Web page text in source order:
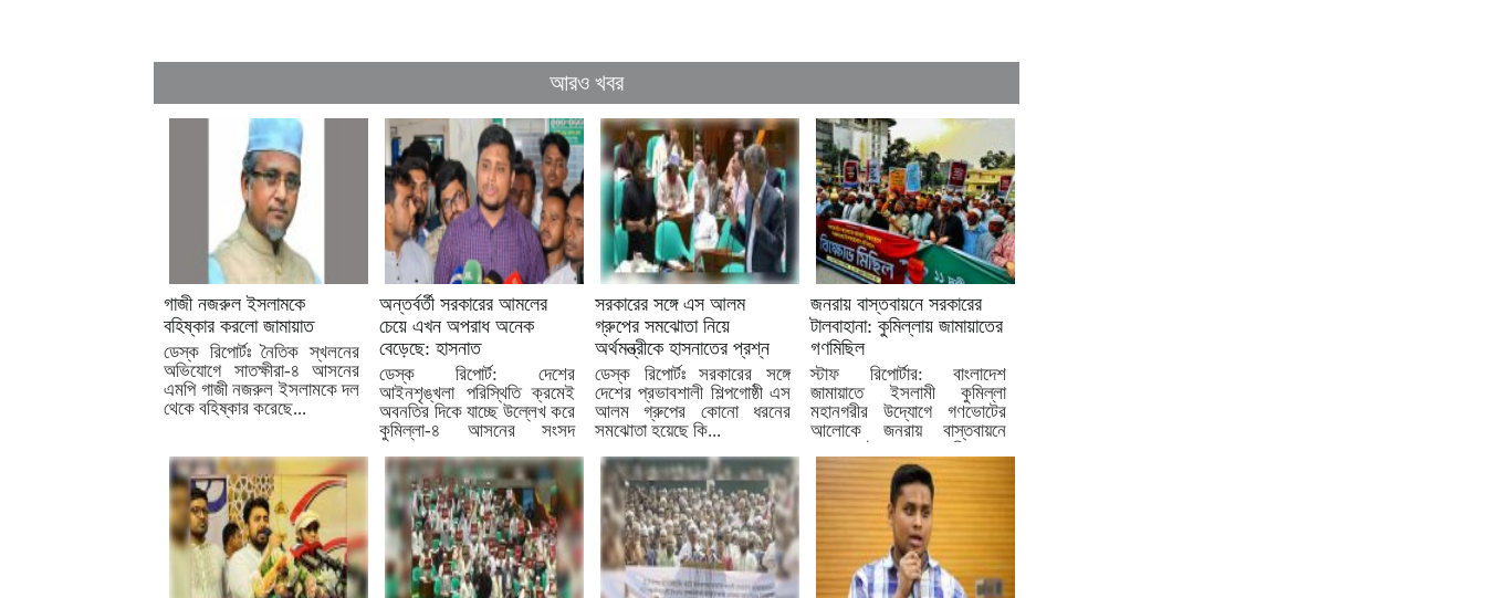
আরও খবর
গাজী নজরুল ইসলামকে
বহিষ্কার করলো জামায়াত
ডেস্ক রিপোর্টঃ নৈতিক স্খলনের
অভিযোগে সাতক্ষীরা-৪ আসনের
এমপি গাজী নজরুল ইসলামকে দল
থেকে বহিষ্কার করেছে...
অন্তর্বর্তী সরকারের আমলের
চেয়ে এখন অপরাধ অনেক
বেড়েছে: হাসনাত
ডেস্ক রিপোর্ট: দেশের
আইনশৃঙ্খলা পরিস্থিতি ক্রমেই
অবনতির দিকে যাচ্ছে উল্লেখ করে
কুমিল্লা-৪ আসনের সংসদ
সদস্য...
সরকারের সঙ্গে এস আলম
গ্রুপের সমঝোতা নিয়ে
অর্থমন্ত্রীকে হাসনাতের প্রশ্ন
ডেস্ক রিপোর্টঃ সরকারের সঙ্গে
দেশের প্রভাবশালী শিল্পগোষ্ঠী এস
আলম গ্রুপের কোনো ধরনের
সমঝোতা হয়েছে কি...
জনরায় বাস্তবায়নে সরকারের
টালবাহানা: কুমিল্লায় জামায়াতের
গণমিছিল
স্টাফ রিপোর্টার: বাংলাদেশ
জামায়াতে ইসলামী কুমিল্লা
মহানগরীর উদ্যোগে গণভোটের
আলোকে জনরায় বাস্তবায়নে
সরকারের টালবাহানার প্রতিবাদে...